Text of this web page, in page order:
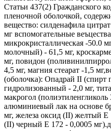
Статьи 437(2) Гражданского
пленочной оболочкой,
вещество: силденафила
мг вспомогательные
микрокристаллическая -50.0
молочный) - 61,5 мг,
мг, повидон
4,5 мг, магния стеарат -1,5
(оболочка): Опадрай II (спирт
гидролизованный - 2,0 мг,
макрогол (полиэтиленгликоль
алюминиевый лак на основе
мг, железа оксид (II) желтый Е
(II) черный Е 172 - 0,0005